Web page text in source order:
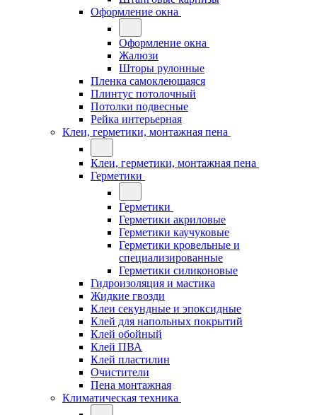
Оформление окна
Оформление окна
Жалюзи
Шторы рулонные
Пленка самоклеющаяся
Плинтус потолочный
Потолки подвесные
Рейка интерьерная
Клеи, герметики, монтажная пена
Клеи, герметики, монтажная пена
Герметики
Герметики
Герметики акриловые
Герметики каучуковые
Герметики кровельные и
специализированные
Герметики силиконовые
Гидроизоляция и мастика
Жидкие гвозди
Клеи секундные и эпоксидные
Клей для напольных покрытий
Клей обойный
Клей ПВА
Клей пластилин
Очистители
Пена монтажная
Климатическая техника